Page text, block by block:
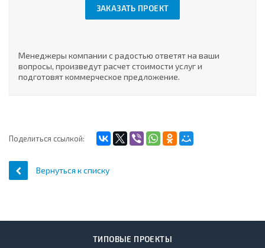
ЗАКАЗАТЬ ПРОЕКТ
Менеджеры компании с радостью ответят на ваши
вопросы, произведут расчет стоимости услуг и
подготовят коммерческое предложение.
Поделиться ссылкой:
Вернуться к списку
ТИПОВЫЕ ПРОЕКТЫ